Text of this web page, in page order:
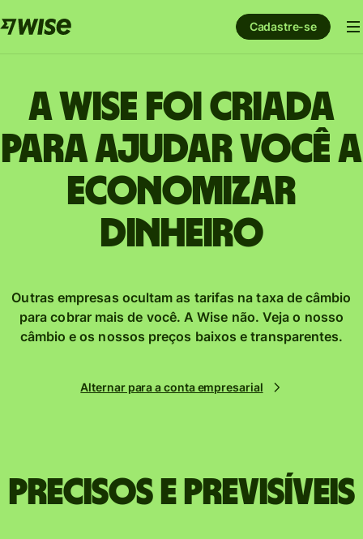
Cadastre-se
A Wise foi criada
para ajudar você a
economizar
dinheiro
Outras empresas ocultam as tarifas na taxa de câmbio
para cobrar mais de você. A Wise não. Veja o nosso
câmbio e os nossos preços baixos e transparentes.
Alternar para a conta empresarial
Precisos e previsíveis